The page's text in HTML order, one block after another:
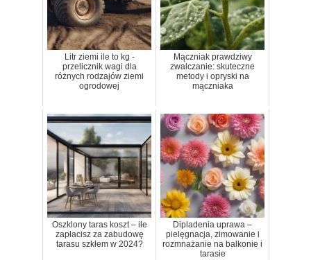
Litr ziemi ile to kg -
przelicznik wagi dla
różnych rodzajów ziemi
ogrodowej
Mączniak prawdziwy
zwalczanie: skuteczne
metody i opryski na
mączniaka
Oszklony taras koszt – ile
zapłacisz za zabudowę
tarasu szkłem w 2024?
Dipladenia uprawa –
pielęgnacja, zimowanie i
rozmnażanie na balkonie i
tarasie